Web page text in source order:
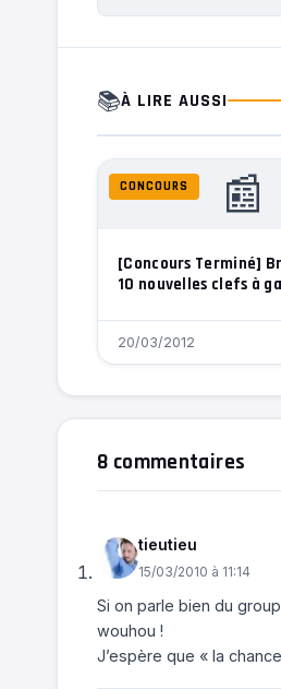
📚À LIRE AUSSI
📰
CONCOURS
[Concours Terminé]
10 nouvelles clefs à
20/03/2012
8 commentaires
tieutieu
15/03/2010 à 11:14
Si on parle bien du
wouhou !
J’espère que « la